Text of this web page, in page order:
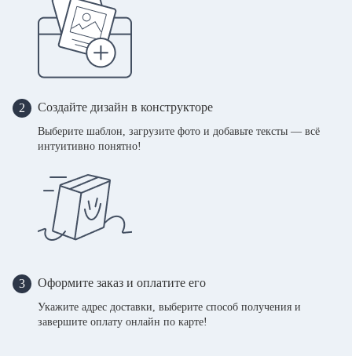
2 Создайте дизайн в конструкторе
Выберите шаблон, загрузите фото и добавьте тексты — всё
интуитивно понятно!
3 Оформите заказ и оплатите его
Укажите адрес доставки, выберите способ получения и
завершите оплату онлайн по карте!